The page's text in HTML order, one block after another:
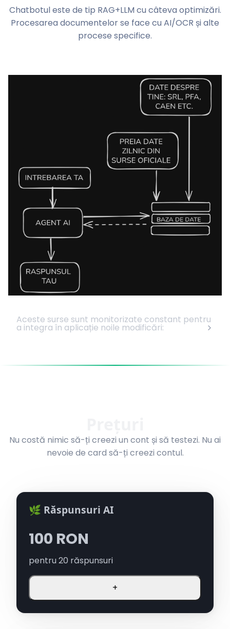
Chatbotul este de tip RAG+LLM cu câteva optimizări.
Procesarea documentelor se face cu AI/OCR și alte
procese specifice.
Aceste surse sunt monitorizate constant pentru
a integra în aplicație noile modificări:
Nu costă nimic să-ți creezi un cont și să testezi. Nu ai
nevoie de card să-ți creezi contul.
🌿 Răspunsuri AI
100 RON
pentru20 răspunsuri
+